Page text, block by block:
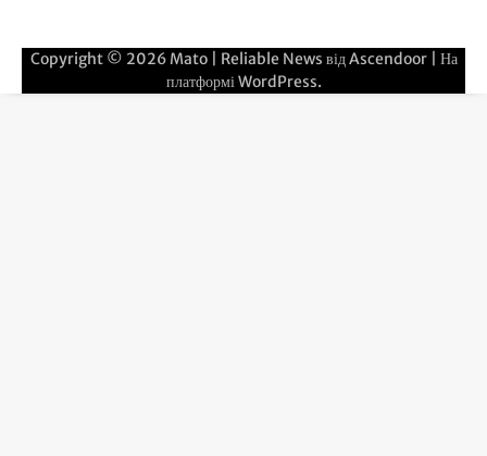
Copyright © 2026 Mato| Reliable News відAscendoor| На
платформіWordPress.